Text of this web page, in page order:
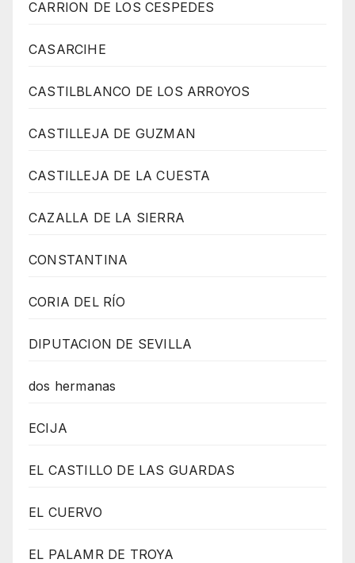
CARRION DE LOS CESPEDES
CASARCIHE
CASTILBLANCO DE LOS ARROYOS
CASTILLEJA DE GUZMAN
CASTILLEJA DE LA CUESTA
CAZALLA DE LA SIERRA
CONSTANTINA
CORIA DEL RÍO
DIPUTACION DE SEVILLA
dos hermanas
ECIJA
EL CASTILLO DE LAS GUARDAS
EL CUERVO
EL PALAMR DE TROYA